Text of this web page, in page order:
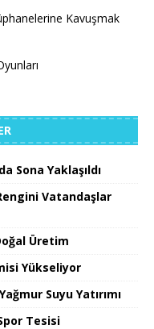
Kavuşmak
Sona Yaklaşıldı
Vatandaşlar
Üretim
Yükseliyor
Suyu Yatırımı
Tesisi